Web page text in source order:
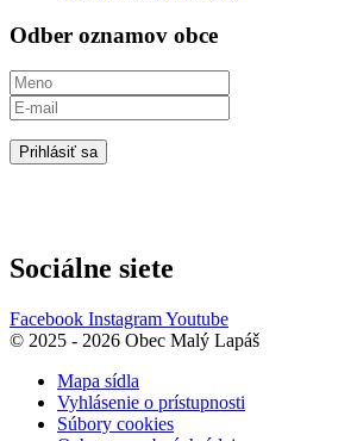
Odber oznamov obce
Prihlásiť sa
Sociálne siete
Facebook InstagramYoutube
© 2025 - 2026 Obec Malý Lapáš
Mapa sídla
Vyhlásenie o prístupnosti
Súbory cookies